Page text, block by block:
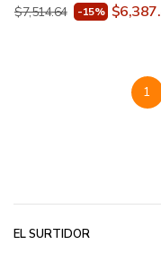
$7,514.64 -15%
1
EL SURTIDOR